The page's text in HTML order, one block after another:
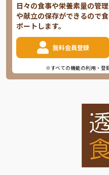
日々の食事や栄養素量の管
や献立の保存ができるので
ポートします。
無料会員登録
※すべての機能の利用・登